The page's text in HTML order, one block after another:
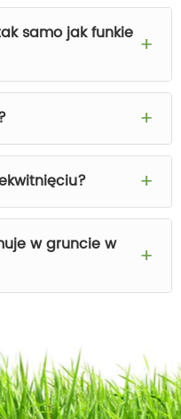
samo jak funkie
w gruncie w